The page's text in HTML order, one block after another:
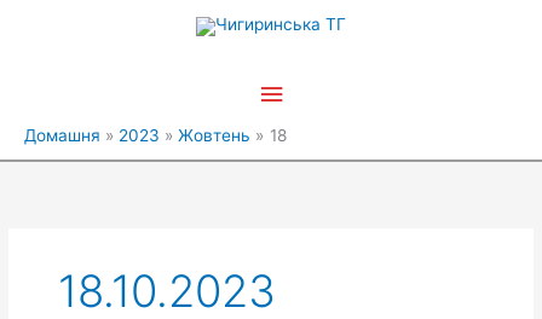
Головне
Домашня 2023 Жовтень 18
18.10.2023